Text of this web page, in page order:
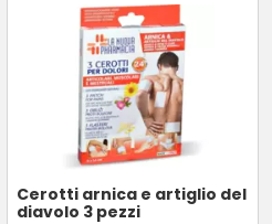
Cerotti arnica e artiglio del
diavolo 3 pezzi